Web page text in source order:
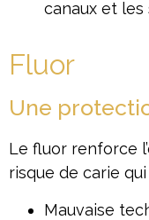
canaux et
Fluor
Une
Le fluor renforce
risque de carie
Mauvaise